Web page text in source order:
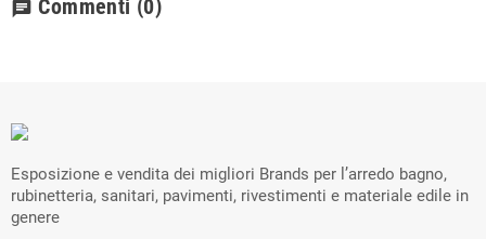
chat Commenti (0)
Esposizione e vendita dei migliori Brands per l’arredo bagno,
rubinetteria, sanitari, pavimenti, rivestimenti e materiale edile in
genere